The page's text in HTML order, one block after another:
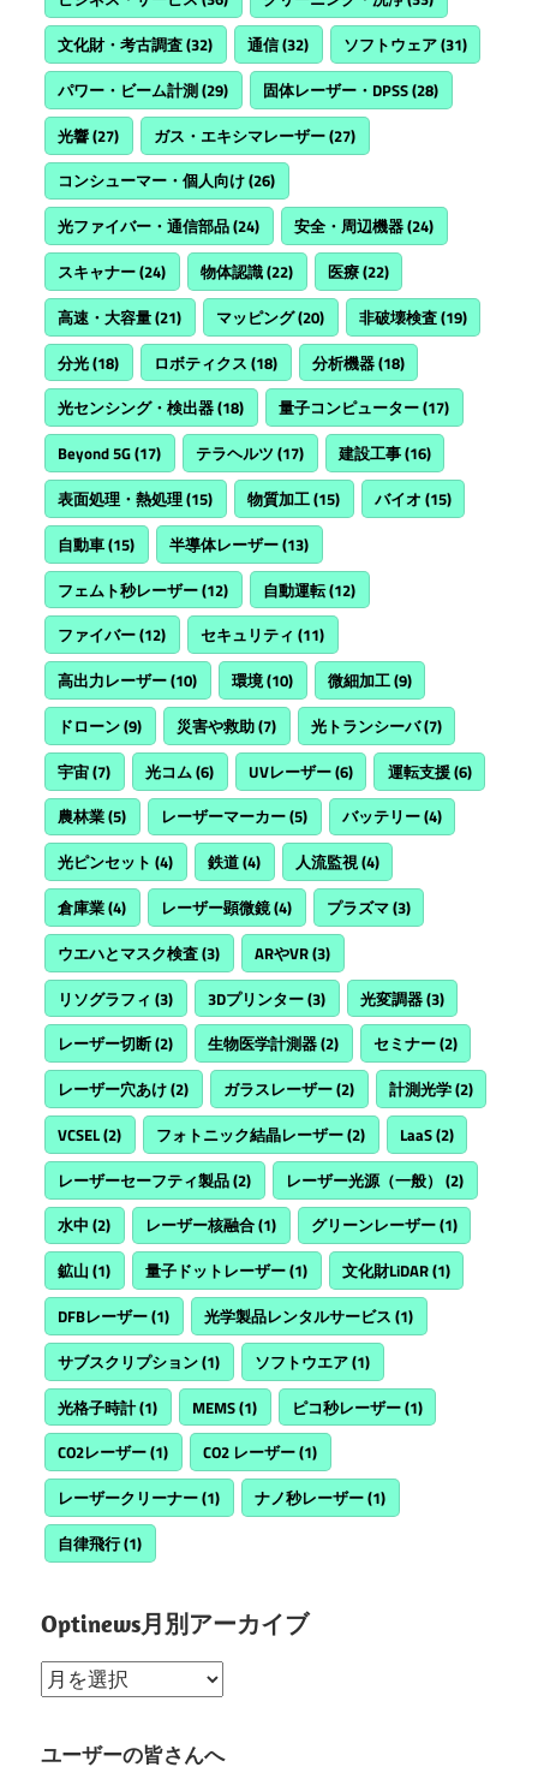
文化財・考古調査(32) 通信(32) ソフトウェア(31)
パワー・ビーム計測(29) 固体レーザー・DPSS(28)
光響(27) ガス・エキシマレーザー(27)
コンシューマー・個人向け(26)
光ファイバー・通信部品(24) 安全・周辺機器(24)
スキャナー(24) 物体認識(22) 医療(22)
高速・大容量(21) マッピング(20) 非破壊検査(19)
分光(18) ロボティクス (18) 分析機器(18)
光センシング・検出器(18) 量子コンピューター(17)
Beyond 5G(17) テラヘルツ (17) 建設工事(16)
表面処理・熱処理(15) 物質加工(15) バイオ (15)
自動車(15) 半導体レーザー(13)
フェムト秒レーザー(12) 自動運転(12)
ファイバー(12) セキュリティ (11)
高出力レーザー(10) 環境(10) 微細加工(9)
ドローン(9) 災害や救助(7) 光トランシーバ(7)
宇宙(7) 光コム(6) UVレーザー(6) 運転支援(6)
農林業(5) レーザーマーカー(5) バッテリー(4)
光ピンセット (4) 鉄道(4) 人流監視(4)
倉庫業(4) レーザー顕微鏡(4) プラズマ(3)
ウエハとマスク検査(3) ARやVR(3)
リソグラフィ (3) 3Dプリンター(3) 光変調器(3)
レーザー切断(2) 生物医学計測器(2) セミナー(2)
レーザー穴あけ(2) ガラスレーザー(2) 計測光学(2)
VCSEL(2) フォトニック結晶レーザー(2) LaaS(2)
レーザーセーフティ製品(2) レーザー光源（一般） (2)
水中 (2) レーザー核融合(1) グリーンレーザー(1)
鉱山 (1) 量子ドットレーザー(1) 文化財LiDAR(1)
DFBレーザー(1) 光学製品レンタルサービス (1)
サブスクリプション(1) ソフトウエア(1)
光格子時計(1) MEMS(1) ピコ秒レーザー(1)
CO2レーザー(1) CO2 レーザー(1)
レーザークリーナー(1) ナノ秒レーザー(1)
自律飛行(1)
Optinews月別アーカイブ
Optinews
別
ユーザーの皆さんへ